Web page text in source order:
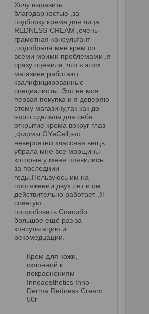
Хочу выразить
благодарностью ,за
подборку крема для лица
REDNESS CREAM ,очень
грамотная консультант
,подобрала мне крем со
всеми моими проблемами ,я
сразу оценила ,что в этом
магазине работают
квалифицированные
специалисты. Это не моя
первая покупка и я доверяю
этому магазину,так как до
этого сделала для себя
открытие крема вокруг глаз
,фирмы GYeCell,это
невероятно классная вещь
убрала мне все морщины
которые у меня появились
за последнии
годы.Пользуюсь им на
протяжении двух лет и он
действительно работает ,Я
советую
попробовать.Спасибо
большое ещё раз за
консультацию и
рекомедцации.
Крем для кожи,
склонной к
покраснениям
Innoaesthetics Inno-
Derma Redness Cream
50г